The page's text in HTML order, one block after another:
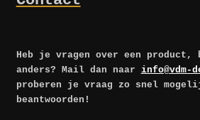
Heb je vragen over een
anders? Mail dan naar info@vdm-
proberen je vraag zo snel
beantwoorden!